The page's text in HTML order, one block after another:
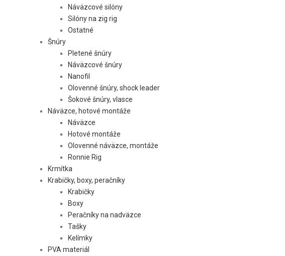
Náväzcové silóny
Silóny na zig rig
Ostatné
Šnúry
Pletené šnúry
Náväzcové šnúry
Nanofil
Olovenné šnúry, shock leader
Šokové šnúry, vlasce
Náväzce, hotové montáže
Náväzce
Hotové montáže
Olovenné náväzce, montáže
Ronnie Rig
Krmítka
Krabičky, boxy, peračníky
Krabičky
Boxy
Peračníky na nadväzce
Tašky
Kelímky
PVA materiál